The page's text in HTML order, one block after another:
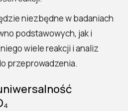
niezbędne w badaniach
podstawowych, jak i
wiele reakcji i analiz
przeprowadzenia.